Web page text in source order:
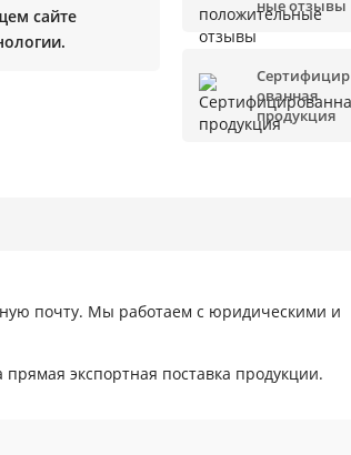
сайте
ные отзывы
Сертифицир
ованная
продукция
почту. Мы работаем с юридическими и
экспортная поставка продукции.